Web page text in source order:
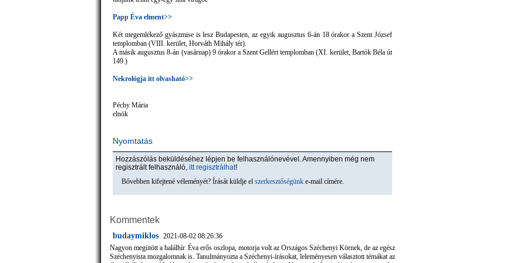
Papp Éva elment>>
Két megemlékező gyászmise is lesz Budapesten, az egyik augusztus 6-án 18 órakor a Szent József
templomban (VIII. kerület, Horváth Mihály tér).
A másik augusztus 8-án (vasárnap) 9 órakor a Szent Gellért templomban (XI. kerület, Bartók Béla út
149.)
Nekrológja itt olvasható>>
Péchy Mária
elnök
Nyomtatás
Hozzászólás beküldéséhez lépjen be felhasználónevével. Amennyiben még nem
regisztrált felhasználó, itt regisztrálhat!
Bővebben kifejtené véleményét? Írását küldje el szerkesztőségünk e-mail címére.
Kommentek
budaymiklos 2021-08-02 08:26:36
Nagyon megütött a halálhír. Éva erős oszlopa, motorja volt az Országos Széchenyi Körnek, de az egész
Széchenyista mozgalomnak is. Tanulmányozta a Széchenyi-írásokat, leleményesen választott témákat az